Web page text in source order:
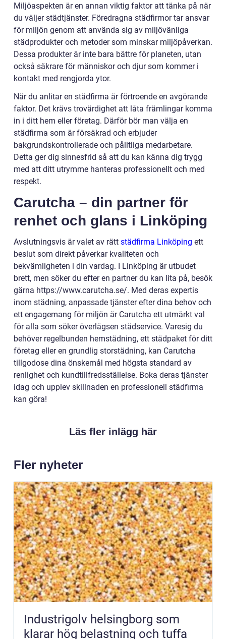
Miljöaspekten är en annan viktig faktor att tänka på när
du väljer städtjänster. Föredragna städfirmor tar ansvar
för miljön genom att använda sig av miljövänliga
städprodukter och metoder som minskar miljöpåverkan.
Dessa produkter är inte bara bättre för planeten, utan
också säkrare för människor och djur som kommer i
kontakt med rengjorda ytor.
När du anlitar en städfirma är förtroende en avgörande
faktor. Det krävs trovärdighet att låta främlingar komma
in i ditt hem eller företag. Därför bör man välja en
städfirma som är försäkrad och erbjuder
bakgrundskontrollerade och pålitliga medarbetare.
Detta ger dig sinnesfrid så att du kan känna dig trygg
med att ditt utrymme hanteras professionellt och med
respekt.
Carutcha – din partner för
renhet och glans i Linköping
Avslutningsvis är valet av rätt städfirma Linköping ett
beslut som direkt påverkar kvaliteten och
bekvämligheten i din vardag. I Linköping är utbudet
brett, men söker du efter en partner du kan lita på, besök
gärna https://www.carutcha.se/. Med deras expertis
inom städning, anpassade tjänster efter dina behov och
ett engagemang för miljön är Carutcha ett utmärkt val
för alla som söker överlägsen städservice. Varesig du
behöver regelbunden hemstädning, ett städpaket för ditt
företag eller en grundlig storstädning, kan Carutcha
tillgodose dina önskemål med högsta standard av
renlighet och kundtillfredsställelse. Boka deras tjänster
idag och upplev skillnaden en professionell städfirma
kan göra!
Läs fler inlägg här
Fler nyheter
Industrigolv helsingborg som
klarar hög belastning och tuffa